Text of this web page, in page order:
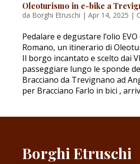
Oleoturismo in e-bike a
da Borghi Etruschi | Apr 14, 2025 |
Pedalare e degustare l’olio
Romano, un itinerario di
Il borgo incantato e scelto dai
passeggiare lungo le sponde
Bracciano da Trevignano ad
per Bracciano Farlo in bici ,
Borghi Etruschi